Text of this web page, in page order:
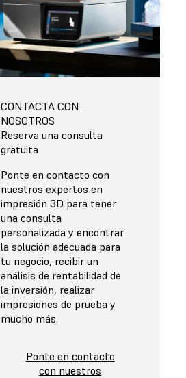
CONTACTA CON
NOSOTROS
Reserva una consulta
gratuita
Ponte en contacto con
nuestros expertos en
impresión 3D para tener
una consulta
personalizada y encontrar
la solución adecuada para
tu negocio, recibir un
análisis de rentabilidad de
la inversión, realizar
impresiones de prueba y
mucho más.
Ponte en contacto
con nuestros